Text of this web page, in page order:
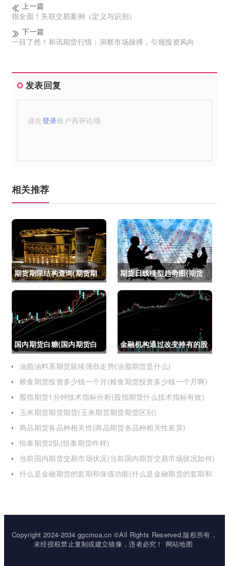
上一篇
很全面！关联交易案例（定义与识别）
下一篇
一目了然！和讯期货行情：洞察市场脉搏，引领投资风向
发表回复
请先登录账户再评论哦
相关推荐
期货期限结构查询(期货期
限结构)
期货日线模型趋势图(期货
日线模型趋势图怎么看)
国内期货白糖(国内期货白
糖合约是怎么交割)
金融机构通过改变持有的股
指期货合约(股指期货合约
最长持有多久)
油脂油料系期货延续强劲走势(油脂期货是什么)
粮食期货投资多少钱一个月(粮食期货投资多少钱一个月啊)
股指期货1分钟技术指标分析(股指期货什么技术指标有效)
玉米期货期货期货(玉米期货期货期货区别)
商品期货各品种相关性(商品期货各品种相关性差异)
恒泰期货2队(恒泰期货咋样)
当前国内期货交易市场状况(当前国内期货交易市场状况如何)
什么是金融期货的套期和保值功能(什么是金融期货的套期和
Copyright 2024-2034 ggcmoa.cn ©All Rights Reserved.版权所有，
未经授权禁止复制或建立镜像，违者必究！
网站地图